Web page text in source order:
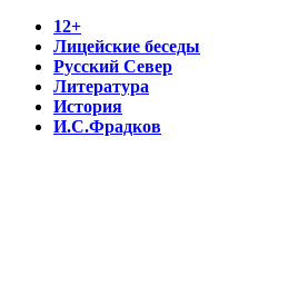
12+
Лицейские беседы
Русский Север
Литература
История
И.С.Фрадков